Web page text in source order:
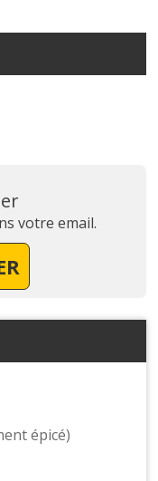
votre email.
épicé)